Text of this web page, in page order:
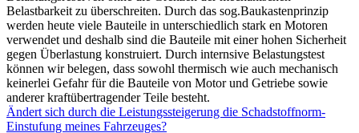
Belastbarkeit zu überschreiten. Durch das sog.Baukastenprinzip
werden heute viele Bauteile in unterschiedlich stark en Motoren
verwendet und deshalb sind die Bauteile mit einer hohen Sicherheit
gegen Überlastung konstruiert. Durch internsive Belastungstest
können wir belegen, dass sowohl thermisch wie auch mechanisch
keinerlei Gefahr für die Bauteile von Motor und Getriebe sowie
anderer kraftübertragender Teile besteht.
Ändert sich durch die Leistungssteigerung die Schadstoffnorm-
Einstufung meines Fahrzeuges?